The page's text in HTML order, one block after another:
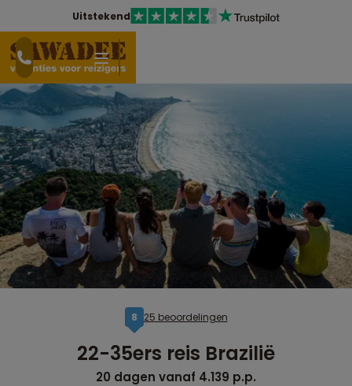
Uitstekend
8 25 beoordelingen
22-35ers reis Brazilië
20 dagen vanaf 4.139 p.p.